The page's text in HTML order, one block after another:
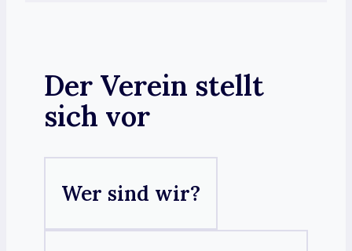
Der Verein stellt
sich vor
Wer sind wir?